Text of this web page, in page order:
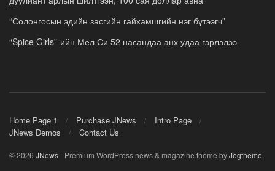
“Солонгосын эдийн засгийн гайхамшгийн нэг бүтээгч”
“Spice Girls”-ийн Мел Си 52 насандаа анх удаа гэрлэлээ
Home Page 1 Purchase JNews
Intro Page
JNews Demos
Contact Us
© 2026 JNews- Premium WordPress news & magazine theme byJegtheme.